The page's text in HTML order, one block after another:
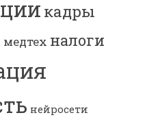
кадры
медтех налоги
нейросети